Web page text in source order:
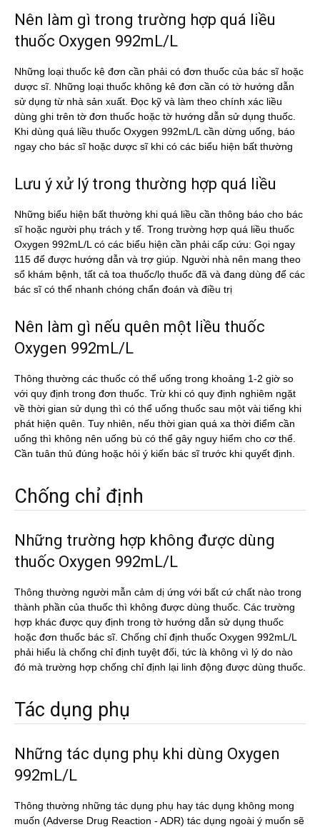
Nên làm gì trong trường hợp quá liều
thuốc Oxygen 992mL/L
Những loại thuốc kê đơn cần phải có đơn thuốc của bác sĩ hoặc
dược sĩ. Những loại thuốc không kê đơn cần có tờ hướng dẫn
sử dụng từ nhà sản xuất. Đọc kỹ và làm theo chính xác liều
dùng ghi trên tờ đơn thuốc hoặc tờ hướng dẫn sử dụng thuốc.
Khi dùng quá liều thuốc Oxygen 992mL/L cần dừng uống, báo
ngay cho bác sĩ hoặc dược sĩ khi có các biểu hiện bất thường
Lưu ý xử lý trong thường hợp quá liều
Những biểu hiện bất thường khi quá liều cần thông báo cho bác
sĩ hoặc người phụ trách y tế. Trong trường hợp quá liều thuốc
Oxygen 992mL/L có các biểu hiện cần phải cấp cứu: Gọi ngay
115 để được hướng dẫn và trợ giúp. Người nhà nên mang theo
sổ khám bệnh, tất cả toa thuốc/lọ thuốc đã và đang dùng để các
bác sĩ có thể nhanh chóng chẩn đoán và điều trị
Nên làm gì nếu quên một liều thuốc
Oxygen 992mL/L
Thông thường các thuốc có thể uống trong khoảng 1-2 giờ so
với quy định trong đơn thuốc. Trừ khi có quy định nghiêm ngặt
về thời gian sử dụng thì có thể uống thuốc sau một vài tiếng khi
phát hiện quên. Tuy nhiên, nếu thời gian quá xa thời điểm cần
uống thì không nên uống bù có thể gây nguy hiểm cho cơ thể.
Cần tuân thủ đúng hoặc hỏi ý kiến bác sĩ trước khi quyết định.
Chống chỉ định
Những trường hợp không được dùng
thuốc Oxygen 992mL/L
Thông thường người mẫn cảm dị ứng với bất cứ chất nào trong
thành phần của thuốc thì không được dùng thuốc. Các trường
hợp khác được quy định trong tờ hướng dẫn sử dụng thuốc
hoặc đơn thuốc bác sĩ. Chống chỉ định thuốc Oxygen 992mL/L
phải hiểu là chống chỉ định tuyệt đối, tức là không vì lý do nào
đó mà trường hợp chống chỉ định lại linh động được dùng thuốc.
Tác dụng phụ
Những tác dụng phụ khi dùng Oxygen
992mL/L
Thông thường những tác dụng phụ hay tác dụng không mong
muốn (Adverse Drug Reaction - ADR) tác dụng ngoài ý muốn sẽ